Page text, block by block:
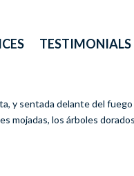
TESTIMONIALS
y sentada delante del
mojadas, los árboles